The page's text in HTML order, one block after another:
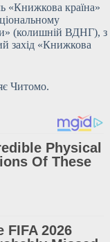
«Книжкова країна»
(колишній ВДНГ), з
захід «Книжкова
Читомо.